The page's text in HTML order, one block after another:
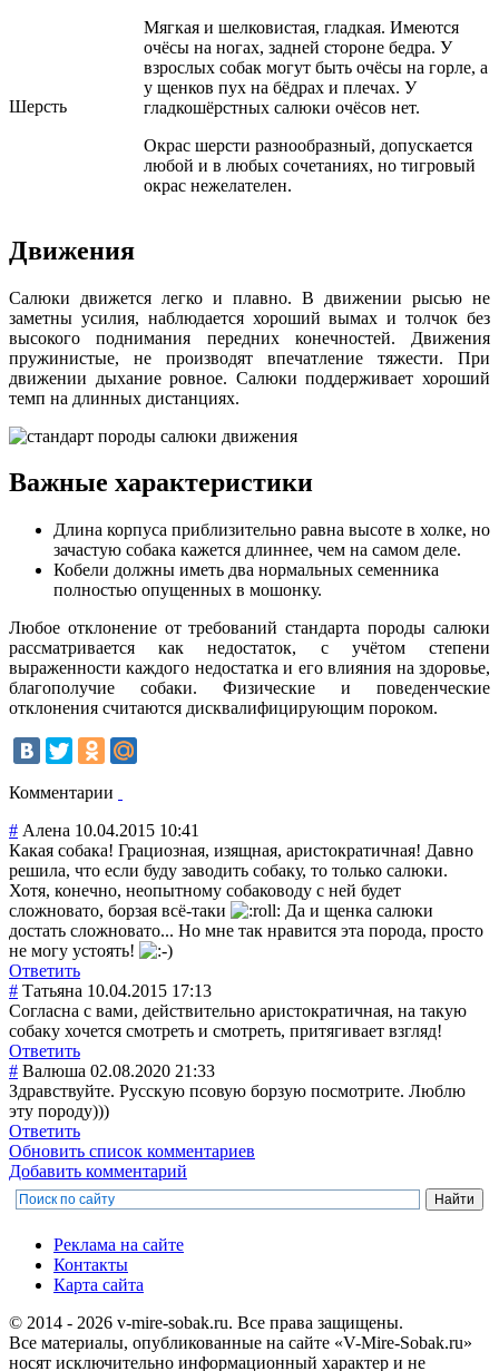
Шерсть
Мягкая и шелковистая, гладкая. Имеются
очёсы на ногах, задней стороне бедра. У
взрослых собак могут быть очёсы на горле, а
у щенков пух на бёдрах и плечах. У
гладкошёрстных салюки очёсов нет.
Окрас шерсти разнообразный, допускается
любой и в любых сочетаниях, но тигровый
окрас нежелателен.
Движения
Салюки движется легко и плавно. В движении рысью не
заметны усилия, наблюдается хороший вымах и толчок без
высокого поднимания передних конечностей. Движения
пружинистые, не производят впечатление тяжести. При
движении дыхание ровное. Салюки поддерживает хороший
темп на длинных дистанциях.
Важные характеристики
Длина корпуса приблизительно равна высоте в холке, но
зачастую собака кажется длиннее, чем на самом деле.
Кобели должны иметь два нормальных семенника
полностью опущенных в мошонку.
Любое отклонение от требований стандарта породы салюки
рассматривается как недостаток, с учётом степени
выраженности каждого недостатка и его влияния на здоровье,
благополучие собаки. Физические и поведенческие
отклонения считаются дисквалифицирующим пороком.
Комментарии
# Алена 10.04.2015 10:41
Какая собака! Грациозная, изящная, аристократичная! Давно
решила, что если буду заводить собаку, то только салюки.
Хотя, конечно, неопытному собаководу с ней будет
сложновато, борзая всё-таки
Да и щенка салюки
достать сложновато... Но мне так нравится эта порода, просто
не могу устоять!
Ответить
# Татьяна 10.04.2015 17:13
Согласна с вами, действительно аристократичная, на такую
собаку хочется смотреть и смотреть, притягивает взгляд!
Ответить
# Валюша 02.08.2020 21:33
Здравствуйте. Русскую псовую борзую посмотрите. Люблю
эту породу)))
Ответить
Обновить список комментариев
Добавить комментарий
Реклама на сайте
Контакты
Карта сайта
© 2014 - 2026 v-mire-sobak.ru. Все права защищены.
Все материалы, опубликованные на сайте «V-Mire-Sobak.ru»
носят исключительно информационный характер и не